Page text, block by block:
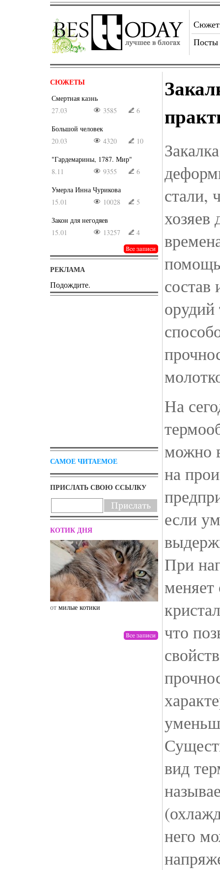
Посты
СЮЖЕТЫ
Смертная казнь
27.03
3585
6
Большой человек
20.03
4320
10
"Гардемарины, 1787. Мир"
8.11
9355
6
Умерла Инна Чурикова
15.01
10028
5
Закон для негодяев
15.01
13257 4
РЕКЛАМА
Подождите.
САМОЕ ЧИТАЕМОЕ
ПРИСЛАТЬ СВОЮ ССЫЛКУ
КОТИК ДНЯ
от милые котики от drunktwi
стали,
хозяев
состав
На
можно
на
если
При
меняет
что
вид
него